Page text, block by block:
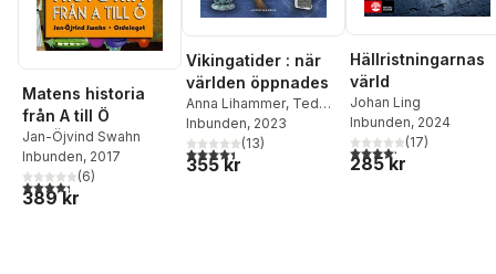
Matens historia
från A till Ö
Jan-Öjvind Swahn
Inbunden, 2017
4,3utav 5 stjärnor. Totalt antal röster:
(6)
389 kr
Vikingatider : när
världen öppnades
Anna Lihammer, Ted
Hesselbom
Inbunden, 2023
4,4utav 5 stjärnor. Totalt antal röster:
(13)
355 kr
Hällristningarnas
värld
Johan Ling
Inbunden, 2024
4,2utav 5 stjärnor.
(17)
285 kr